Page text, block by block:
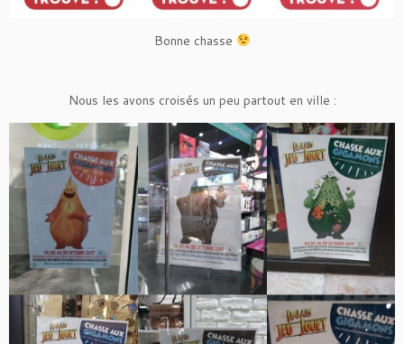
Bonne chasse
Nous les avons croisés un peu partout en ville :